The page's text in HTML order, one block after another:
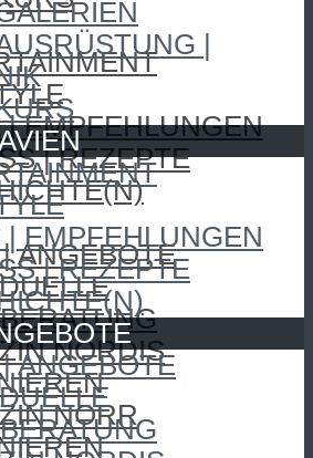
| EMPFEHLUNGEN
| REZEPTE
ANGEBOTE
NORDIS
NORR
|
| EMPFEHLUNGEN
| REZEPTE
ANGEBOTE